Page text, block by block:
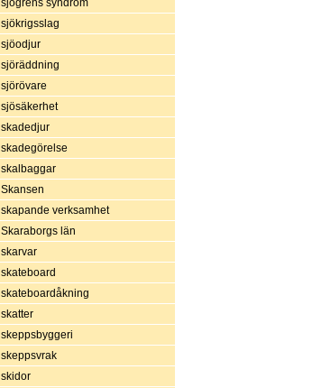
sjögrens syndrom
sjökrigsslag
sjöodjur
sjöräddning
sjörövare
sjösäkerhet
skadedjur
skadegörelse
skalbaggar
Skansen
skapande verksamhet
Skaraborgs län
skarvar
skateboard
skateboardåkning
skatter
skeppsbyggeri
skeppsvrak
skidor